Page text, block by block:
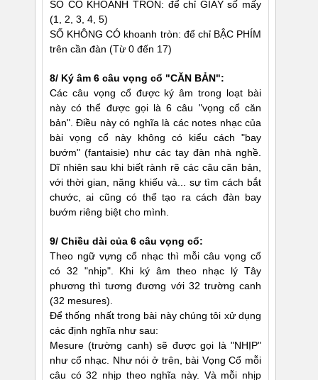
SỐ CÓ KHOANH TRÒN: để chỉ GIÂY số mấy
(1, 2, 3, 4, 5)
SỐ KHÔNG CÓ khoanh tròn: để chỉ BẬC PHÍM
trên cần đàn (Từ 0 đến 17)
8/ Ký âm 6 câu vọng cổ "CĂN BẢN":
Các câu vọng cổ được ký âm trong loạt bài
này có thể được gọi là 6 câu "vọng cổ căn
bản". Ðiều này có nghĩa là các notes nhạc của
bài vọng cổ này không có kiểu cách "bay
bướm" (fantaisie) như các tay đàn nhà nghề.
Dĩ nhiên sau khi biết rành rẽ các câu căn bản,
với thời gian, năng khiếu và... sự tìm cách bắt
chước, ai cũng có thể tạo ra cách đàn bay
bướm riêng biệt cho mình.
9/ Chiều dài của 6 câu vọng cổ:
Theo ngữ vựng cổ nhạc thì mỗi câu vọng cổ
có 32 "nhịp". Khi ký âm theo nhạc lý Tây
phương thì tương đương với 32 trường canh
(32 mesures).
Ðể thống nhất trong bài này chúng tôi xử dụng
các định nghĩa như sau:
Mesure (trường canh) sẽ được gọi là "NHỊP"
như cổ nhạc. Như nói ở trên, bài Vọng Cổ mỗi
câu có 32 nhịp theo nghĩa này. Và mỗi nhịp